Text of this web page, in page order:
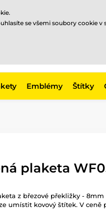
Emblémy Štítky
plaketa
z březové překližky -
umístit kovový štítek. V
se všemi soubory cookie v